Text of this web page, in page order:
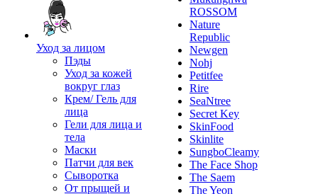
Уход за лицом
Пэды
Уход за кожей
вокруг глаз
Крем/ Гель для
лица
Гели для лица и
тела
Маски
Патчи для век
Сыворотка
От прыщей и
ROSSOM
Nature
Republic
Newgen
Nohj
Petitfee
Rire
SeaNtree
Secret Key
SkinFood
Skinlite
SungboCleamy
The Face Shop
The Saem
The Yeon